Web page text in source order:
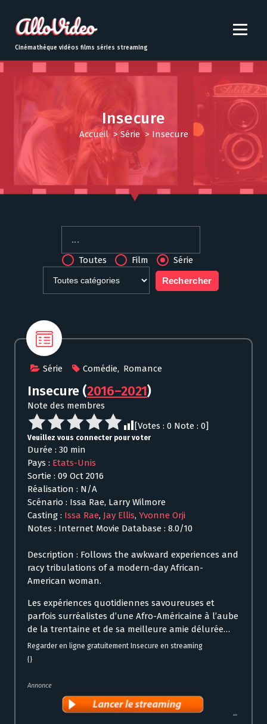
t
o
Cinémathèque vidéos films séries streaming
Insecure
Accueil>Série> Insecure
Toutes Film Série
Série Comédie, Romance
Insecure (2016–2021)
Note des membres
[Votes : 0 Note : 0]
Veuillez vous connecter pour voter
Durée : 30 min
Pays : Etats-Unis
Sortie : 09 Oct 2016
Réalisation : N/A
Scénario : Issa Rae, Larry Wilmore
Casting : Issa Rae, Jay Ellis, Yvonne Orji
Notes : Internet Movie Database : 8.0/10
Description : Follows the awkward experiences and
racy tribulations of a modern-day African-
American woman.
Les expériences quotidiennes savoureuses et
parfois surréalistes d’une Afro-Américaine à l’aube
de la trentaine et de sa meilleure amie délurée…
Regarder en ligne gratuitement Insecure en streaming
{}
Annonce